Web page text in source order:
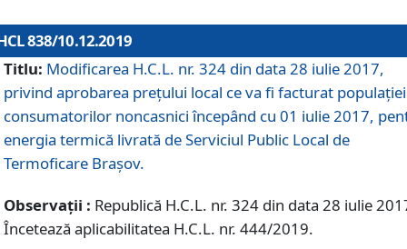
838/10.12.2019
Titlu: Modificarea H.C.L. nr. 324 din data 28 iulie 2017,
privind aprobarea preţului local ce va fi facturat
consumatorilor noncasnici începând cu 01 iulie 2017,
energia termică livrată de Serviciul Public Local de
Termoficare Braşov.
Observații : Republică H.C.L. nr. 324 din data 28 iulie
Încetează aplicabilitatea H.C.L. nr. 444/2019.